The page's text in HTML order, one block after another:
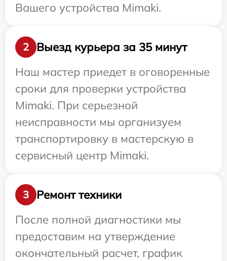
Вашего устройства Mimaki.
2
Выезд курьера за 35 минут
Наш мастер приедет в оговоренные
сроки для проверки устройства
Mimaki. При серьезной
неисправности мы организуем
транспортировку в мастерскую в
сервисный центр Mimaki.
3
Ремонт техники
После полной диагностики мы
предоставим на утверждение
окончательный расчет, график